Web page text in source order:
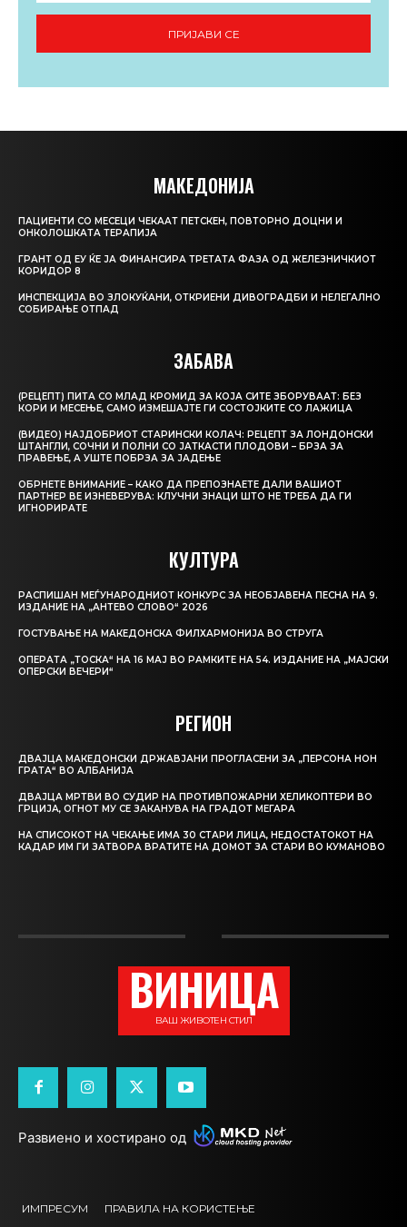
ПРИЈАВИ СЕ
МАКЕДОНИЈА
ПАЦИЕНТИ СО МЕСЕЦИ ЧЕКААТ ПЕТСКЕН, ПОВТОРНО ДОЦНИ И
ОНКОЛОШКАТА ТЕРАПИЈА
ГРАНТ ОД ЕУ ЌЕ ЈА ФИНАНСИРА ТРЕТАТА ФАЗА ОД ЖЕЛЕЗНИЧКИОТ
КОРИДОР 8
ИНСПЕКЦИЈА ВО ЗЛОКУЌАНИ, ОТКРИЕНИ ДИВОГРАДБИ И НЕЛЕГАЛНО
СОБИРАЊЕ ОТПАД
ЗАБАВА
(РЕЦЕПТ) ПИТА СО МЛАД КРОМИД ЗА КОЈА СИТЕ ЗБОРУВААТ: БЕЗ
КОРИ И МЕСЕЊЕ, САМО ИЗМЕШАЈТЕ ГИ СОСТОЈКИТЕ СО ЛАЖИЦА
(ВИДЕО) НАЈДОБРИОТ СТАРИНСКИ КОЛАЧ: РЕЦЕПТ ЗА ЛОНДОНСКИ
ШТАНГЛИ, СОЧНИ И ПОЛНИ СО ЈАТКАСТИ ПЛОДОВИ – БРЗА ЗА
ПРАВЕЊЕ, А УШТЕ ПОБРЗА ЗА ЈАДЕЊЕ
ОБРНЕТЕ ВНИМАНИЕ – КАКО ДА ПРЕПОЗНАЕТЕ ДАЛИ ВАШИОТ
ПАРТНЕР ВЕ ИЗНЕВЕРУВА: КЛУЧНИ ЗНАЦИ ШТО НЕ ТРЕБА ДА ГИ
ИГНОРИРАТЕ
КУЛТУРА
РАСПИШАН МЕЃУНАРОДНИОТ КОНКУРС ЗА НЕОБЈАВЕНА ПЕСНА НА 9.
ИЗДАНИЕ НА „АНТЕВО СЛОВО“ 2026
ГОСТУВАЊЕ НА МАКЕДОНСКА ФИЛХАРМОНИЈА ВО СТРУГА
ОПЕРАТА „ТОСКА“ НА 16 МАЈ ВО РАМКИТЕ НА 54. ИЗДАНИЕ НА „МАЈСКИ
ОПЕРСКИ ВЕЧЕРИ“
РЕГИОН
ДВАЈЦА МАКЕДОНСКИ ДРЖАВЈАНИ ПРОГЛАСЕНИ ЗА „ПЕРСОНА НОН
ГРАТА“ ВО АЛБАНИЈА
ДВАЈЦА МРТВИ ВО СУДИР НА ПРОТИВПОЖАРНИ ХЕЛИКОПТЕРИ ВО
ГРЦИЈА, ОГНОТ МУ СЕ ЗАКАНУВА НА ГРАДОТ МЕГАРА
НА СПИСОКОТ НА ЧЕКАЊЕ ИМА 30 СТАРИ ЛИЦА, НЕДОСТАТОКОТ НА
КАДАР ИМ ГИ ЗАТВОРА ВРАТИТЕ НА ДОМОТ ЗА СТАРИ ВО КУМАНОВО
ВИНИЦА
ВАШ ЖИВОТЕН СТИЛ
Развиено и хостирано од
ИМПРЕСУМ ПРАВИЛА НА КОРИСТЕЊЕ